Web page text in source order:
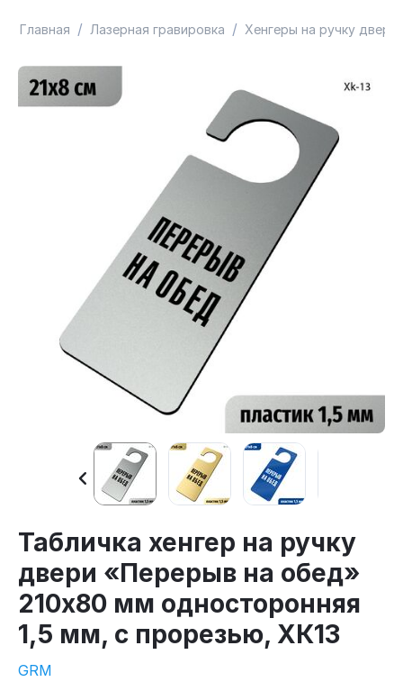
Главная / Лазерная гравировка / Хенгеры на ручку двери
Табличка хенгер на ручку
двери «Перерыв на обед»
210х80 мм односторонняя
1,5 мм, с прорезью, XК13
GRM